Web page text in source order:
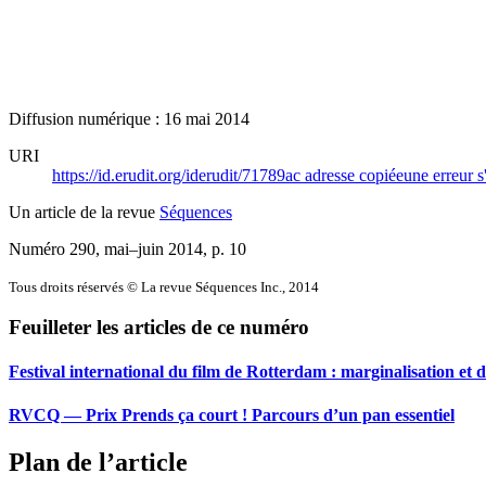
Diffusion numérique : 16 mai 2014
URI
https://id.erudit.org/iderudit/71789ac adresse copiéeune erreur
Un article de la revue Séquences
Numéro 290, mai–juin 2014, p. 10
Tous droits réservés © La revue Séquences Inc., 2014
Feuilleter les articles de ce numéro
Festival international du film de Rotterdam : marginalisation et
RVCQ — Prix Prends ça court ! Parcours d’un pan essentiel
Plan de l’article